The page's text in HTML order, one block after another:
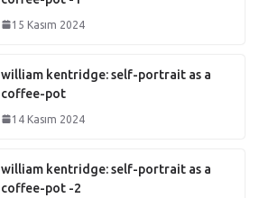
15 Kasım 2024
william kentridge: self-portrait as a
coffee-pot
14 Kasım 2024
william kentridge: self-portrait as a
coffee-pot -2